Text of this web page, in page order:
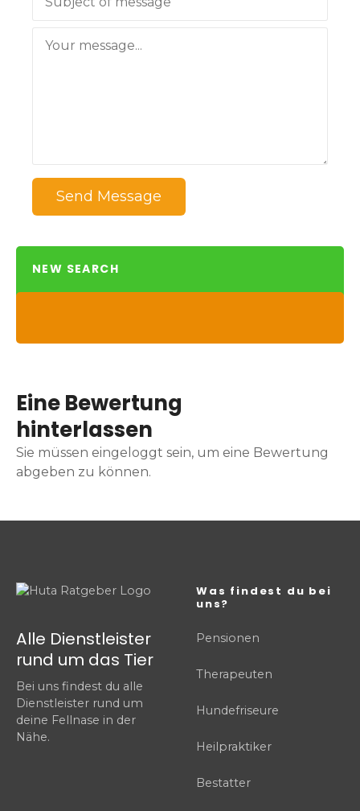
Send Message
NEW SEARCH
Eine Bewertung
hinterlassen
Sie müssen eingeloggt sein, um eine Bewertung
abgeben zu können.
Alle Dienstleister
rund um das Tier
Bei uns findest du alle
Dienstleister rund um
deine Fellnase in der
Nähe.
Was findest du bei
uns?
Pensionen
Therapeuten
Hundefriseure
Heilpraktiker
Bestatter